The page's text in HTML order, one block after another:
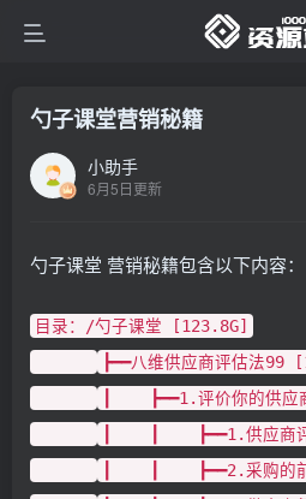
勺子课堂营销秘籍
小助手
6月5日更新
勺子课堂 营销秘籍包含以下内容：
目录：/勺子课堂 [123.8G]
┣━━八维供应商评估法99
┃ ┣━━1.评价你的供应
┃ ┃ ┣━━1.供应商评
┃ ┃ ┣━━2.采购的前